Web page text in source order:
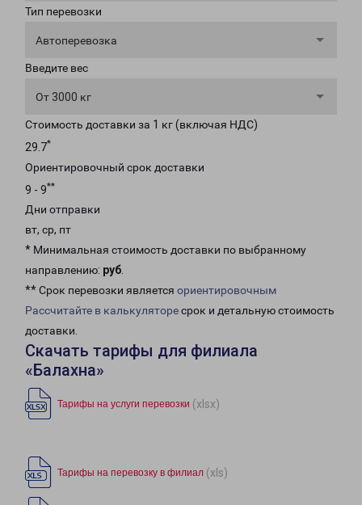
Тип перевозки
Автоперевозка
Введите вес
От 3000 кг
Стоимость доставки за 1 кг (включая НДС)
29.7*
Ориентировочный срок доставки
9 - 9**
Дни отправки
вт, ср, пт
* Минимальная стоимость доставки по выбранному
направлению: руб.
** Срок перевозки является ориентировочным
Рассчитайте в калькуляторесрок и детальную стоимость
доставки.
Скачать тарифы для филиала
«Балахна»
Тарифы на услуги перевозки (xlsx)
Тарифы на перевозку в филиал (xls)